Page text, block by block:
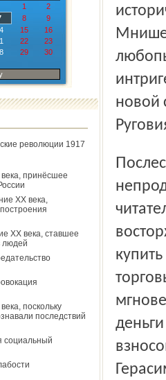
1
2
8
9
15
16
22
23
29
30
революции 1917
принёсшее
ХХ века,
ХХ века, ставшее
людей
поскольку
последствий
социальный
новой
Послесловием к авторскому монологу стал